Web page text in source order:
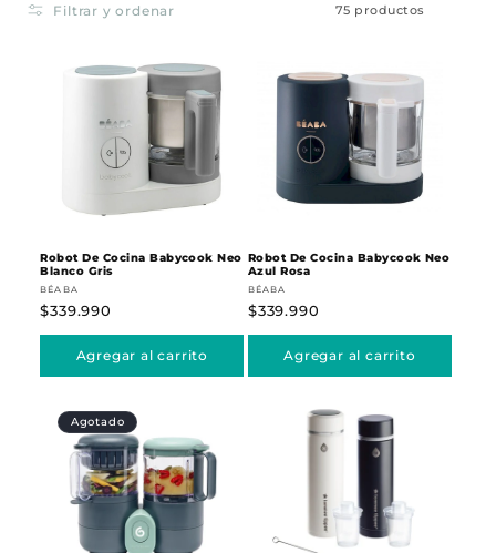
c
Filtrar y ordenar 75 productos
Robot De Cocina Babycook Neo
Blanco Gris
Proveedor:
BÉABA
Precio
habitual
$339.990
Agregar al carrito
Robot De Cocina Babycook Neo
Azul Rosa
Proveedor:
BÉABA
Precio
habitual
$339.990
Agregar al carrito
Agotado